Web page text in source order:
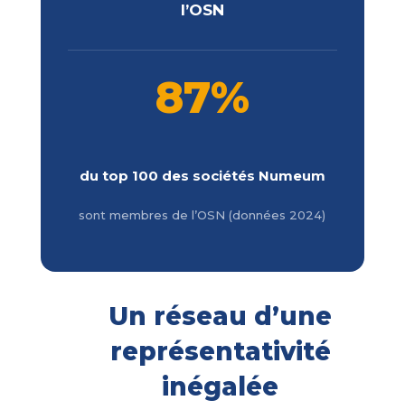
l’OSN
87%
du top 100 des sociétés Numeum
sont membres de l’OSN (données 2024)
Un réseau d’une
représentativité
inégalée